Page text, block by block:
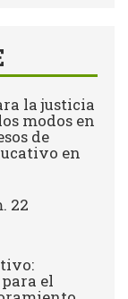
la justicia
modos en
de
en
22
el